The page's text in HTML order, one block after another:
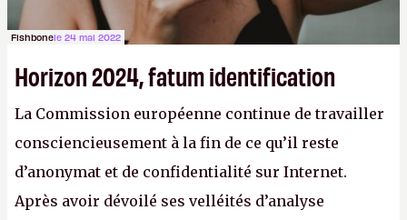
Fishbonele 24 mai 2022
Horizon 2024, fatum identification
La Commission européenne continue de travailler
consciencieusement à la fin de ce qu’il reste
d’anonymat et de confidentialité sur Internet.
Après avoir dévoilé ses velléités d’analyse